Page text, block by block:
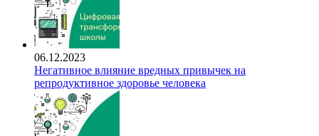
06.12.2023
Негативное влияние вредных привычек на
репродуктивное здоровье человека